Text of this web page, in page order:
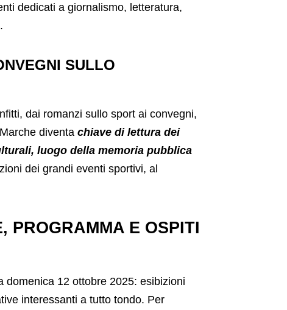
dedicati a giornalismo, letteratura,
SULLO
dai romanzi sullo sport ai convegni,
diventa chiave di lettura dei
luogo della memoria pubblica
dei grandi eventi sportivi, al
PROGRAMMA E OSPITI
domenica 12 ottobre 2025: esibizioni
interessanti a tutto tondo. Per